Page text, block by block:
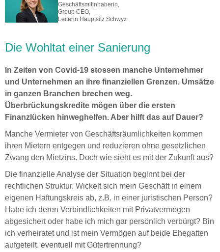
Geschäftsmitinhaberin,
Group CEO,
Leiterin Hauptsitz Schwyz
Die Wohltat einer Sanierung
In Zeiten von Covid-19 stossen manche Unternehmer
und Unternehmen an ihre finanziellen Grenzen. Umsätze
in ganzen Branchen brechen weg.
Überbrückungskredite mögen über die ersten
Finanzlücken hinweghelfen. Aber hilft das auf Dauer?
Manche Vermieter von Geschäftsräumlichkeiten kommen
ihren Mietern entgegen und reduzieren ohne gesetzlichen
Zwang den Mietzins. Doch wie sieht es mit der Zukunft aus?
Die finanzielle Analyse der Situation beginnt bei der
rechtlichen Struktur. Wickelt sich mein Geschäft in einem
eigenen Haftungskreis ab, z.B. in einer juristischen Person?
Habe ich deren Verbindlichkeiten mit Privatvermögen
abgesichert oder habe ich mich gar persönlich verbürgt? Bin
ich verheiratet und ist mein Vermögen auf beide Ehegatten
aufgeteilt, eventuell mit Gütertrennung?